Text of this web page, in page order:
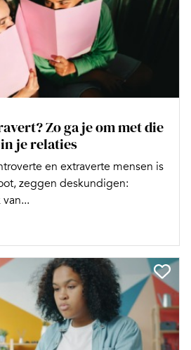
Zo ga je om met die
je relaties
en extraverte mensen is
zeggen deskundigen: